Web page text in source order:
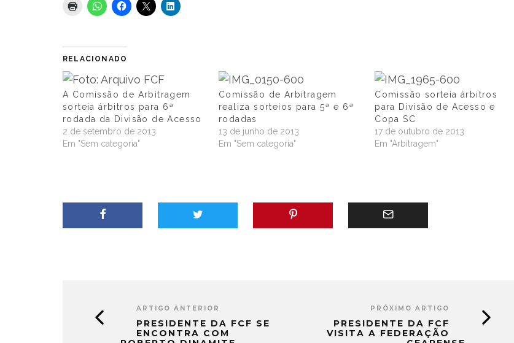
RELACIONADO
A Comissão de Arbitragem
sorteia árbitros para 6ª
rodada da Divisão de Acesso
2 de setembro de 2013
Em "Sem categoria"
Comissão de Arbitragem
realiza sorteios para 5ª e 6ª
rodadas
13 de junho de 2013
Em "Sem categoria"
Comissão sorteia árbitros
para Divisão de Acesso e
Copa SC
17 de outubro de 2013
Em "Arbitragem"
ARTIGO ANTERIOR
PRESIDENTE DA FCF SE
ENCONTRA COM
PRÓXIMO ARTIGO
PRESIDENTE DA FCF
VISITA A FEDERAÇÃO